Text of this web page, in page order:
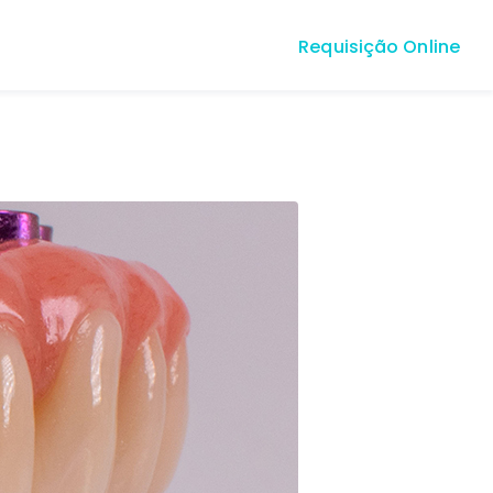
Requisição Online